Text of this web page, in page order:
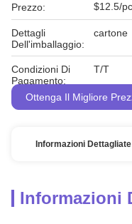
Prezzo: $12.5/pc
Dettagli
Dell'imballaggio:
cartone
Condizioni Di
Pagamento:
T/T
Ottenga Il Migliore
Informazioni Dettagliate
Informazioni